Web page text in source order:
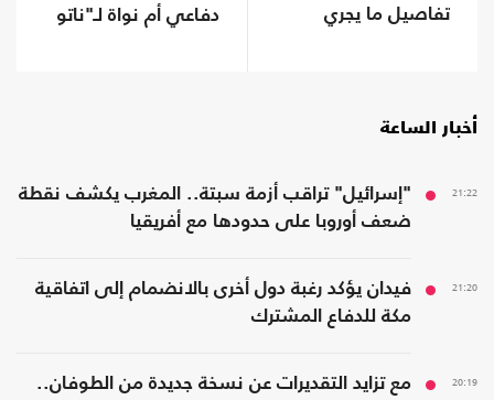
تفاصيل ما يجري
دفاعي أم نواة لـ"ناتو
أخبار الساعة
21:22
"إسرائيل" تراقب أزمة سبتة.. المغرب يكشف نقطة
ضعف أوروبا على حدودها مع أفريقيا
21:20
فيدان يؤكد رغبة دول أخرى بالانضمام إلى اتفاقية
مكة للدفاع المشترك
20:19
مع تزايد التقديرات عن نسخة جديدة من الطوفان..